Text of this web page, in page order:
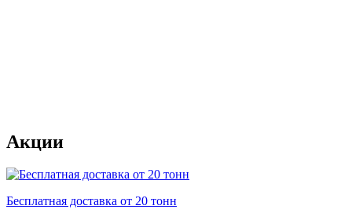
Акции
Бесплатная доставка от 20 тонн